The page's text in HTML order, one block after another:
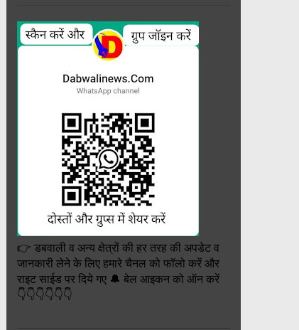
👉 डबवाली व अन्य क्षेत्रों की हर तरह की अपडेट व
जानकारी लेने के लिए हमारे चैनल को फॉलो करें और
राइट साईड पर दिये गए 🔔 बेल आइकन को ऑन करें
👇👇👇👇👇👇